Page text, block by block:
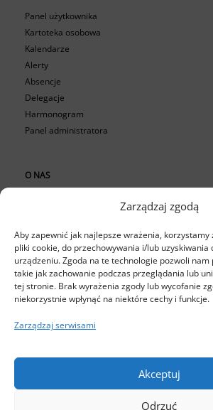
Zarządzaj zgodą
Aby zapewnić jak najlepsze wrażenia,
pliki cookie, do przechowywania i/lub
urządzeniu. Zgoda na te technologie pozwoli nam
takie jak zachowanie podczas przeglądania lub
tej stronie. Brak wyrażenia zgody lub wycofanie
niekorzystnie wpłynąć na niektóre cechy i funkcje.
Zarządzaj serwisami
Akceptuj
Odrzuć
Panel użytkownika
Kartoteka osobowa
Kalendarze
Alerty
Absencje
Delegacje
Harmonogram
Panel administratora
O NAS
Cennik
USŁUGI
Infopower sp z .o.o., ul. Stoczniowa 2, 82-
infohr.pl NIP: 5782678396, VAT No:
170917637, KRS 0000154332, Sąd